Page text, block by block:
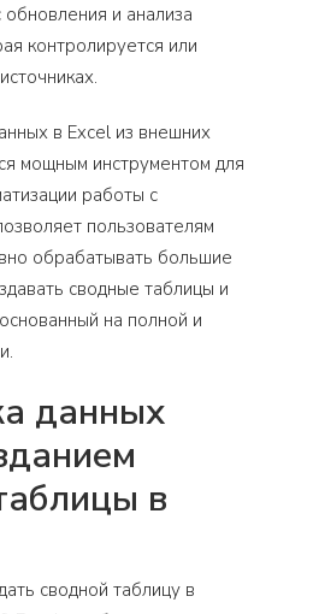
и анализа
контролируется или
в Excel из внешних
мощным инструментом для
работы с
пользователям
обрабатывать большие
сводные таблицы и
на полной и
данных
в
сводной таблицу в